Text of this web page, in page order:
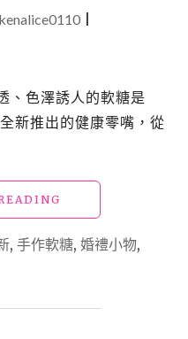
手
月
蛋
kenalice0110|
、色澤誘人的軟糖是
新推出的健康零嘴，從
勸
敗
_「CLAIRE
康
, 手作軟糖, 婚禮小物,